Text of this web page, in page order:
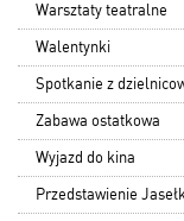
Warsztaty teatralne
Walentynki
Spotkanie z
Zabawa ostatkowa
Wyjazd do kina
Przedstawienie